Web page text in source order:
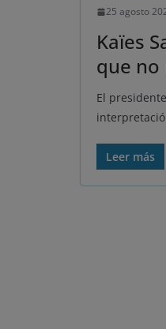
25 agosto
Kaïes
que
El
Leer más